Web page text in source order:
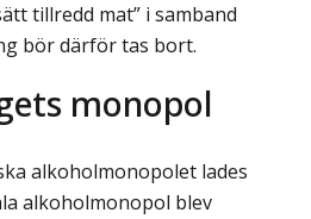
tillredd mat” i samband
bör därför tas bort.
monopol
alkoholmonopolet lades
alkohol­monopol blev